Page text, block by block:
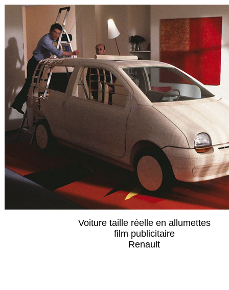
Voiture taille réelle en allumettes
film publicitaire
Renault